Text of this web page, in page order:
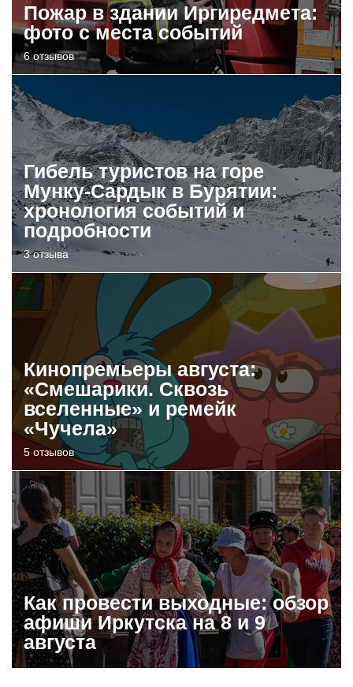
Пожар в здании Иргиредмета:
фото с места событий
6 отзывов
Гибель туристов на горе
Мунку-Сардык в Бурятии:
хронология событий и
подробности
3 отзыва
Кинопремьеры августа:
«Смешарики. Сквозь
вселенные» и ремейк
«Чучела»
5 отзывов
Как провести выходные: обзор
афиши Иркутска на 8 и 9
августа